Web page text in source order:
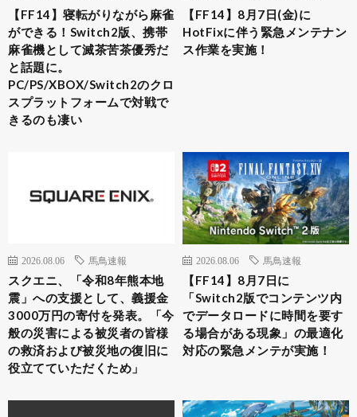
【FF14】寝転がりながら麻雀
ができる！Switch2版、携帯
麻雀機として滅茶苦茶優秀だ
と話題に。
PC/PS/XBOX/Switch2のクロ
スプラットフォームで対戦で
きるのも凄い
【FF14】8月7日(金)に
HotFixに伴う緊急メンテナン
ス作業を実施！
2026.08.06 馬鳥速報
スクエニ、「令和8年熊本地
震」への支援として、義援金
3000万円の寄付を発表。「今
般の災害による被災者の皆様
の救済および被災地の復旧に
役立てていただくため」
2026.08.06 馬鳥速報
【FF14】8月7日に
「Switch2版でコンテンツ内
でデータロードに時間を要す
る場合がある現象」の最適化
対応の緊急メンテが実施！